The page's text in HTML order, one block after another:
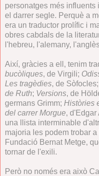
personatges més
el darrer segle. Perquè a
era un traductor prolífic i
obres cabdals de la
l'hebreu, l'alemany,
Així, gràcies a ell, tenim
bucòliques, de Virgili;
Les tragèdies, de Sòfocles;
de Ruth; Versions, de
germans Grimm; Històries
del carrer Morgue, d'Edgar
una llista interminable
majoria les podem trobar
Fundació Bernat Metge,
tornar de l'exili.
Però no només era això